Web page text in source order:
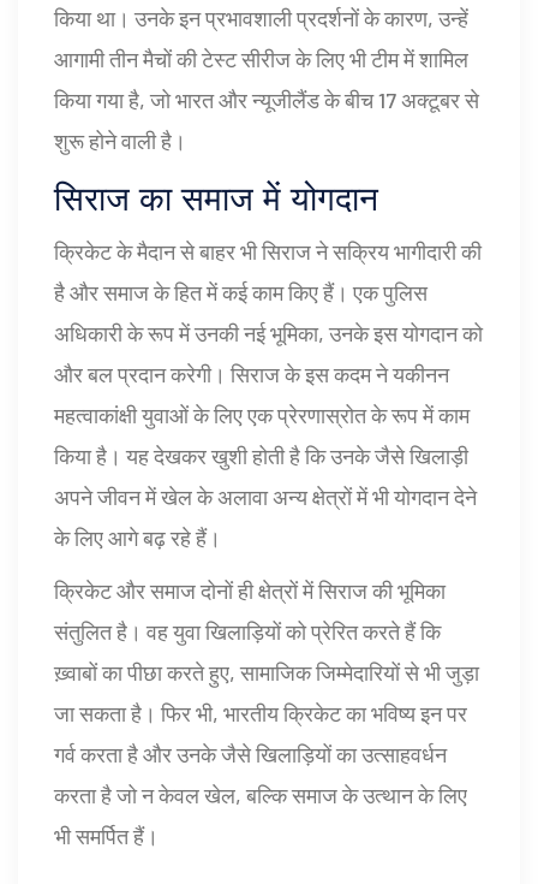
किया था। उनके इन प्रभावशाली प्रदर्शनों के कारण, उन्हें
आगामी तीन मैचों की टेस्ट सीरीज के लिए भी टीम में शामिल
किया गया है, जो भारत और न्यूजीलैंड के बीच 17 अक्टूबर से
शुरू होने वाली है।
सिराज का समाज में योगदान
क्रिकेट के मैदान से बाहर भी सिराज ने सक्रिय भागीदारी की
है और समाज के हित में कई काम किए हैं। एक पुलिस
अधिकारी के रूप में उनकी नई भूमिका, उनके इस योगदान को
और बल प्रदान करेगी। सिराज के इस कदम ने यकीनन
महत्वाकांक्षी युवाओं के लिए एक प्रेरणास्रोत के रूप में काम
किया है। यह देखकर खुशी होती है कि उनके जैसे खिलाड़ी
अपने जीवन में खेल के अलावा अन्य क्षेत्रों में भी योगदान देने
के लिए आगे बढ़ रहे हैं।
क्रिकेट और समाज दोनों ही क्षेत्रों में सिराज की भूमिका
संतुलित है। वह युवा खिलाड़ियों को प्रेरित करते हैं कि
ख़्वाबों का पीछा करते हुए, सामाजिक जिम्मेदारियों से भी जुड़ा
जा सकता है। फिर भी, भारतीय क्रिकेट का भविष्य इन पर
गर्व करता है और उनके जैसे खिलाड़ियों का उत्साहवर्धन
करता है जो न केवल खेल, बल्कि समाज के उत्थान के लिए
भी समर्पित हैं।